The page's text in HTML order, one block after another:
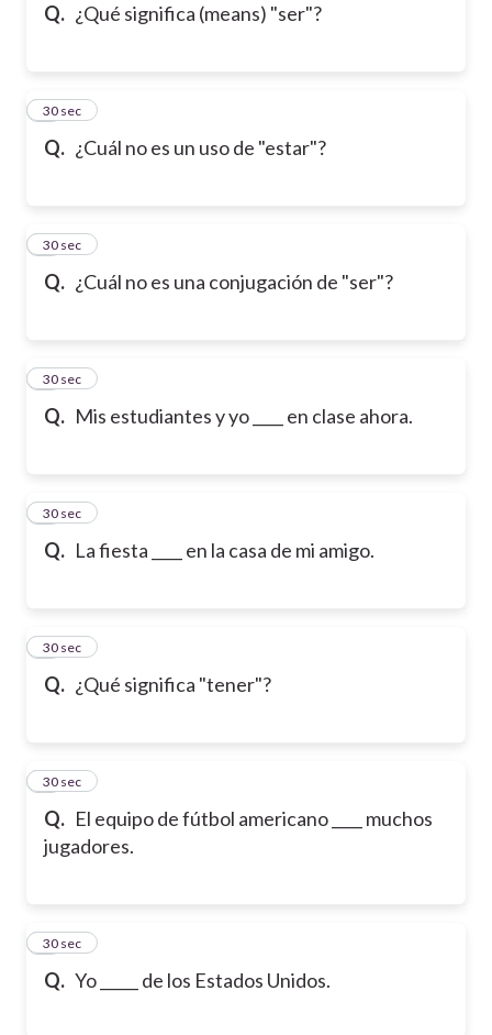
Q. ¿Qué significa (means) "ser"?
Q. ¿Cuál no es un uso de "estar"?
2
30 sec
Q. ¿Cuál no es una conjugación de "ser"?
3
30 sec
Q. Mis estudiantes y yo ____ en clase ahora.
4
30 sec
Q. La fiesta ____ en la casa de mi amigo.
5
30 sec
Q. ¿Qué significa "tener"?
6
30 sec
Q. El equipo de fútbol americano ____ muchos
jugadores.
7
30 sec
Q. Yo _____ de los Estados Unidos.
8
30 sec